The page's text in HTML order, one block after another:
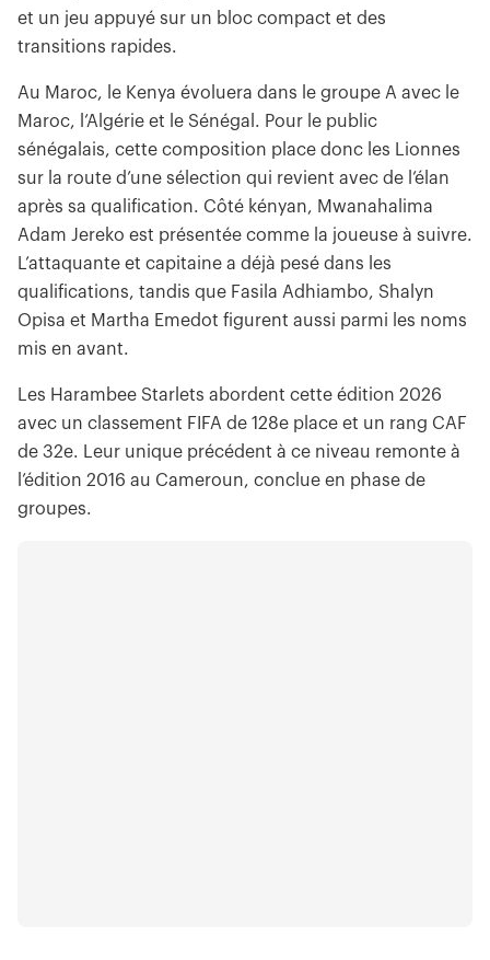
et un jeu appuyé sur un bloc compact et des
transitions rapides.
Au Maroc, le Kenya évoluera dans le groupe A avec le
Maroc, l’Algérie et le Sénégal. Pour le public
sénégalais, cette composition place donc les Lionnes
sur la route d’une sélection qui revient avec de l’élan
après sa qualification. Côté kényan, Mwanahalima
Adam Jereko est présentée comme la joueuse à suivre.
L’attaquante et capitaine a déjà pesé dans les
qualifications, tandis que Fasila Adhiambo, Shalyn
Opisa et Martha Emedot figurent aussi parmi les noms
mis en avant.
Les Harambee Starlets abordent cette édition 2026
avec un classement FIFA de 128e place et un rang CAF
de 32e. Leur unique précédent à ce niveau remonte à
l’édition 2016 au Cameroun, conclue en phase de
groupes.